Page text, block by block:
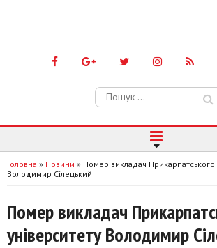
Пошук:
Головна » Новини » Помер викладач Прикарпатського
Володимир Сілецький
Помер викладач
університету Володимир